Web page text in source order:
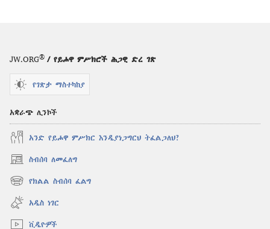
JW.ORG® / የይሖዋ ምሥክሮች ሕጋዊ ድረ ገጽ
የገጽታ ማስተካከያ
አቋራጭ ሊንኮች
አንድ የይሖዋ ምሥክር እንዲያነጋግርህ ትፈልጋለህ?
ስብሰባ ለመፈለግ
(አዲስ
ዊንዶው
ክፈት)
የክልል ስብሰባ ፈልግ
(አዲስ
ዊንዶው
ክፈት)
አዲስ ነገር
ቪዲዮዎች